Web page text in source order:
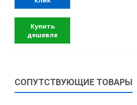
Купить
дешевле
СОПУТСТВУЮЩИЕ ТОВАРЫ